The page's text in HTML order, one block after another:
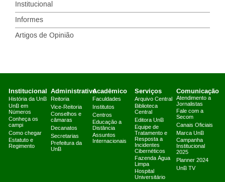
Institucional
Informes
Artigos de Opinião
Institucional
História da UnB
UnB em
Números
Conheça os
campi
Como chegar
Estatuto e
Regimento
Administrativo
Reitoria
Vice-Reitoria
Conselhos e
câmaras
Decanatos
Secretarias
Prefeitura da
UnB
Acadêmico
Faculdades
Institutos
Centros
Educação a
Distância
Assuntos
Internacionais
Serviços
Arquivo Central
Biblioteca
Central
Editora UnB
Equipe de
Tratamento e
Resposta a
Incidentes
Cibernéticos
Fazenda Água
Limpa
Hospital
Universitário
Comunicação
Atendimento a
Jornalistas
Fale com a
Secom
Canais Oficiais
Marca UnB
Campanha
Institucional
2025
Planner 2024
UnB TV